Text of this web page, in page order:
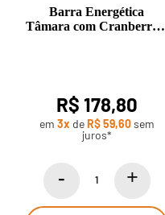
Barra Energética
Tâmara com Cranberry e
R$ 178,80
em 3x deR$ 59,60sem
juros*